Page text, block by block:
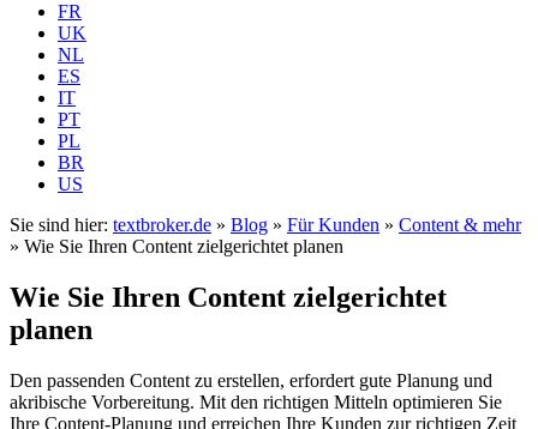
FR
UK
NL
ES
IT
PT
PL
BR
US
Sie sind hier: textbroker.de » Blog » Für Kunden » Content & mehr
» Wie Sie Ihren Content zielgerichtet planen
Wie Sie Ihren Content zielgerichtet
planen
Den passenden Content zu erstellen, erfordert gute Planung und
akribische Vorbereitung. Mit den richtigen Mitteln optimieren Sie
Ihre Content-Planung und erreichen Ihre Kunden zur richtigen Zeit